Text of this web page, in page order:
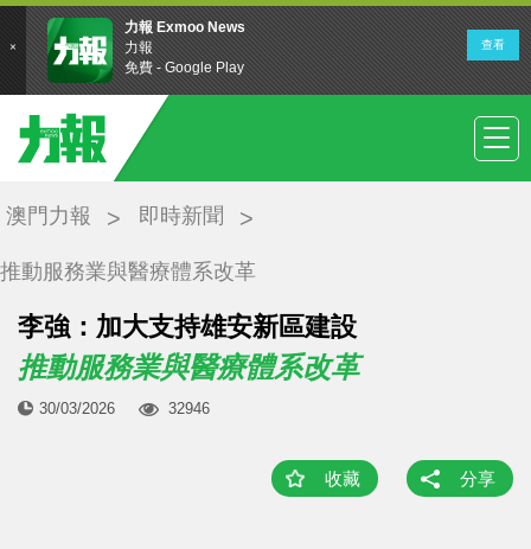
澳門力報 即時新聞
推動服務業與醫療體系改革
李強：加大支持雄安新區建設
推動服務業與醫療體系改革
30/03/2026 32946
收藏 分享